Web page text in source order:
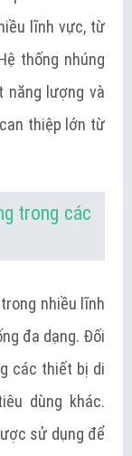
lĩnh vực, từ
thống nhúng
năng lượng và
thiệp lớn từ
trong các
nhiều lĩnh
đa dạng. Đối
các thiết bị di
dùng khác.
sử dụng để